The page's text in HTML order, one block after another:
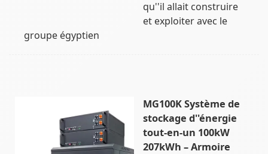
qu''il allait construire
et exploiter avec le
groupe égyptien
MG100K Système de
stockage d''énergie
tout-en-un 100kW
207kWh – Armoire